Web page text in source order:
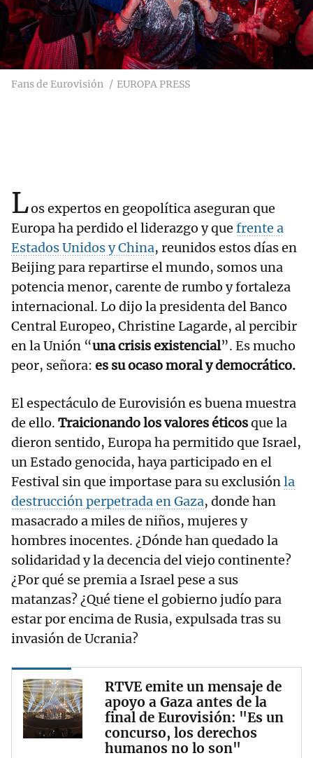
Fans de Eurovisión EUROPA PRESS
Los expertos en geopolítica aseguran que
Europa ha perdido el liderazgo y que frente a
Estados Unidos y China, reunidos estos días en
Beijing para repartirse el mundo, somos una
potencia menor, carente de rumbo y fortaleza
internacional. Lo dijo la presidenta del Banco
Central Europeo, Christine Lagarde, al percibir
en la Unión “una crisis existencial”. Es mucho
peor, señora: es su ocaso moral y democrático.
El espectáculo de Eurovisión es buena muestra
de ello. Traicionando los valores éticosque la
dieron sentido, Europa ha permitido que Israel,
un Estado genocida, haya participado en el
Festival sin que importase para su exclusiónla
destrucción perpetrada en Gaza, donde han
masacrado a miles de niños, mujeres y
hombres inocentes. ¿Dónde han quedado la
solidaridad y la decencia del viejo continente?
¿Por qué se premia a Israel pese a sus
matanzas? ¿Qué tiene el gobierno judío para
estar por encima de Rusia, expulsada tras su
invasión de Ucrania?
RTVE emite un mensaje de
apoyo a Gaza antes de la
final de Eurovisión: "Es un
concurso, los derechos
humanos no lo son"